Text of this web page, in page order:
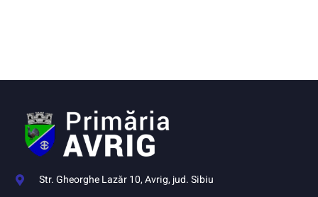
Str. Gheorghe Lazăr 10, Avrig, jud. Sibiu